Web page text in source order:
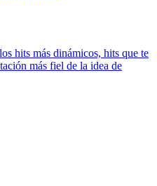
hits más dinámicos, hits que te
más fiel de la idea de